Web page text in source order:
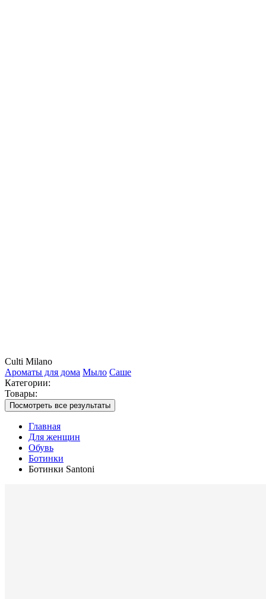
Culti Milano
Ароматы для дома Мыло Саше
Категории:
Товары:
Посмотреть все результаты
Главная
Для женщин
Обувь
Ботинки
Ботинки Santoni